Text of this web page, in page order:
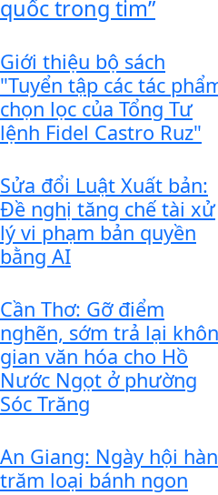
quốc trong tim”
Giới thiệu bộ sách
"Tuyển tập các tác
chọn lọc của Tổng Tư
lệnh Fidel Castro Ruz"
Sửa đổi Luật Xuất bản:
Đề nghị tăng chế tài xử
lý vi phạm bản quyền
bằng AI
Cần Thơ: Gỡ điểm
nghẽn, sớm trả lại
gian văn hóa cho Hồ
Nước Ngọt ở phường
Sóc Trăng
An Giang: Ngày hội
trăm loại bánh ngon